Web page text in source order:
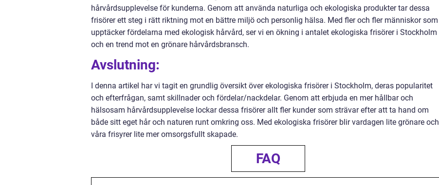
hårvårdsupplevelse för kunderna. Genom att använda naturliga och ekologiska produkter tar dessa
frisörer ett steg i rätt riktning mot en bättre miljö och personlig hälsa. Med fler och fler människor som
upptäcker fördelarna med ekologisk hårvård, ser vi en ökning i antalet ekologiska frisörer i Stockholm
och en trend mot en grönare hårvårdsbransch.
Avslutning:
I denna artikel har vi tagit en grundlig översikt över ekologiska frisörer i Stockholm, deras popularitet
och efterfrågan, samt skillnader och fördelar/nackdelar. Genom att erbjuda en mer hållbar och
hälsosam hårvårdsupplevelse lockar dessa frisörer allt fler kunder som strävar efter att ta hand om
både sitt eget hår och naturen runt omkring oss. Med ekologiska frisörer blir vardagen lite grönare och
våra frisyrer lite mer omsorgsfullt skapade.
FAQ